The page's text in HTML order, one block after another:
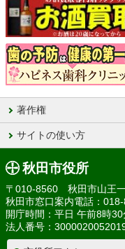
著作権
サイトの使い方
秋田市役所
〒010-8560 秋田市山王
秋田市窓口案内電話：
開庁時間：平日 午前8時
法人番号：